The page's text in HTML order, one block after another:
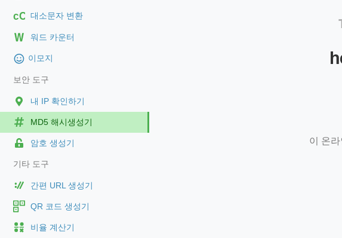
cC 대소문자 변환
워드 카운터
이모지
보안 도구
내 IP 확인하기
MD5 해시생성기
암호 생성기
기타 도구
간편 URL 생성기
QR 코드 생성기
비율 계산기
이 온